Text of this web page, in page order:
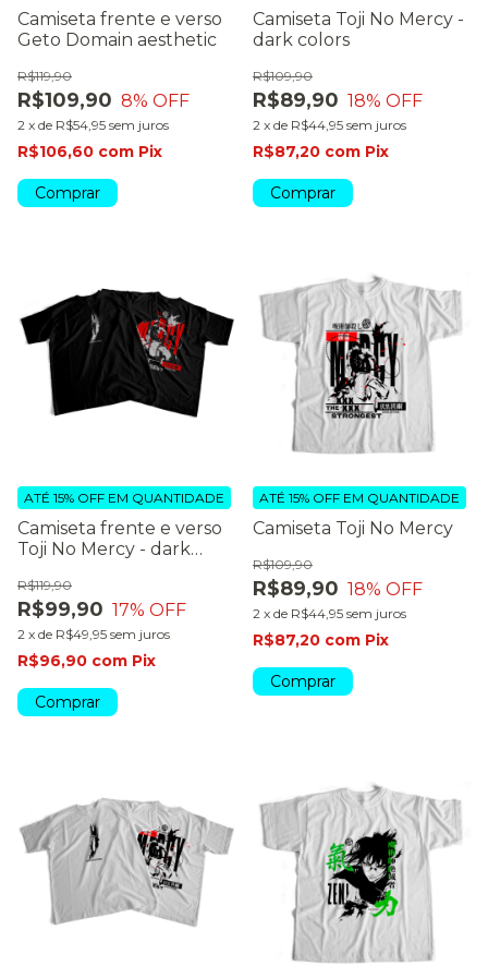
Camiseta frente e verso
Geto Domain aesthetic
R$109,90
R$119,90
8% OFF
2 x de R$54,95 sem juros
R$106,60 com Pix
Comprar
Camiseta Toji No Mercy -
dark colors
R$89,90
R$109,90
18% OFF
2 x de R$44,95 sem juros
R$87,20 com Pix
Comprar
Camiseta frente e verso
Toji No Mercy - dark
R$99,90
R$119,90
17% OFF
2 x de R$49,95 sem juros
ATÉ 15% OFF EM QUANTIDADE
R$96,90 com Pix
Comprar
Camiseta Toji No Mercy
R$89,90
R$109,90
18% OFF
2 x de R$44,95 sem juros
ATÉ 15% OFF EM QUANTIDADE
R$87,20 com Pix
Comprar